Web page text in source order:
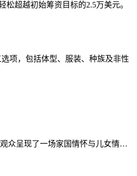
超越初始筹资目标的2.5万美元。
项，包括体型、服装、种族及非性
众呈现了一场家国情怀与儿女情…